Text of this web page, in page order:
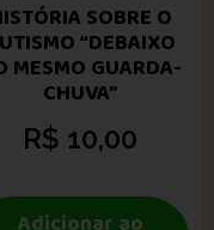
SOBRE O
“DEBAIXO
MESMO GUARDA-
CHUVA”
R$ 10,00